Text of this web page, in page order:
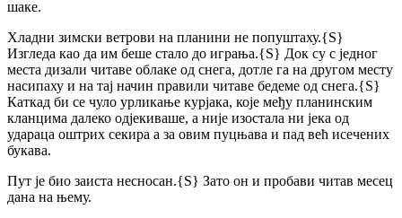
шаке.
Хладни зимски ветрови на планини не попуштаху.{S}
Изгледа као да им беше стало до играња.{S} Док су с једног
места дизали читаве облаке од снега, дотле га на другом месту
насипаху и на тај начин правили читаве бедеме од снега.{S}
Каткад би се чуло урликање курјака, које међу планинским
кланцима далеко одјекиваше, а није изостала ни јека од
удараца оштрих секира а за овим пуцњава и пад већ исечених
букава.
Пут је био заиста несносан.{S} Зато он и пробави читав месец
дана на њему.